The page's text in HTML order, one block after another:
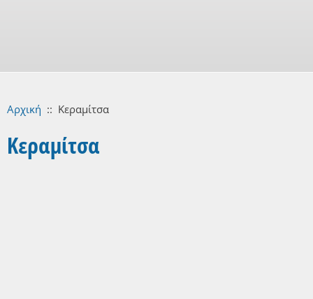
Αρχική :: Κεραμίτσα
Κεραμίτσα